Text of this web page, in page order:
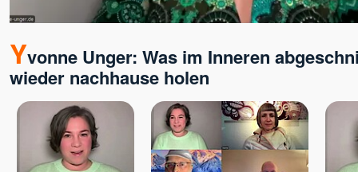
Vincenzo Califano
Werner Meier
Wilhelm Reich
Willigis Jäger †
Wojtek Gorecki
Wolfgang Kerschbaummayr
Yod †
Yvonne Unger: Was im Inneren
wieder nachhause holen